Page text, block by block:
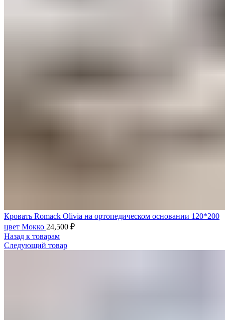
Кровать Romack Olivia на ортопедическом основании 120*200
цвет Мокко 24,500 ₽
Назад к товарам
Следующий товар